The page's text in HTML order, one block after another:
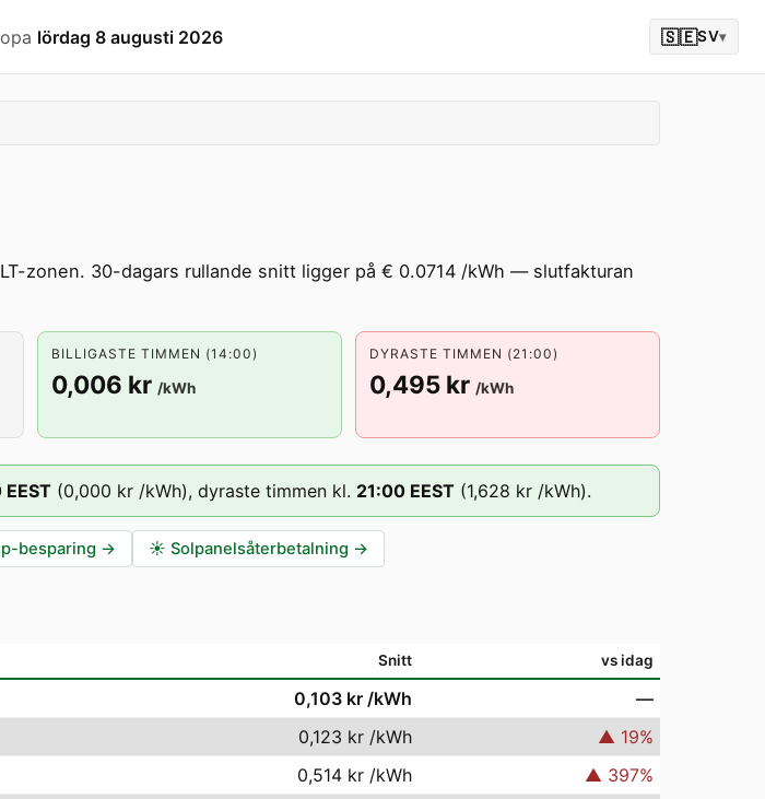
lördag 8 augusti 2026 🇸🇪SV▾
zonen. 30-dagars rullande snitt ligger på € 0.0714 /kWh — slutfakturan
BILLIGASTE TIMMEN (14:00)
0,006 kr /kWh
DYRASTE TIMMEN (21:00)
0,495 kr /kWh
EEST (0,000 kr /kWh), dyraste timmen kl. 21:00 EEST (1,628 kr /kWh).
besparing → ☀️ Solpanelsåterbetalning →
Snitt vs idag
0,103 kr /kWh
—
0,123 kr /kWh ▲ 19%
0,514 kr /kWh ▲ 397%